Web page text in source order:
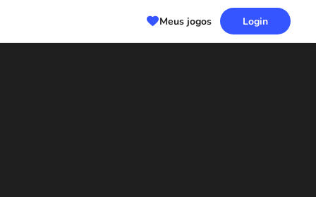
Meus jogos Login